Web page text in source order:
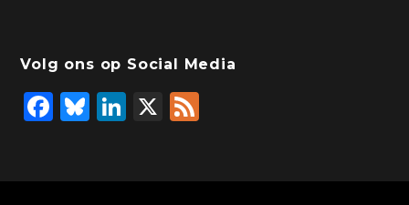
Volg ons op Social Media
F
Bl
Li X